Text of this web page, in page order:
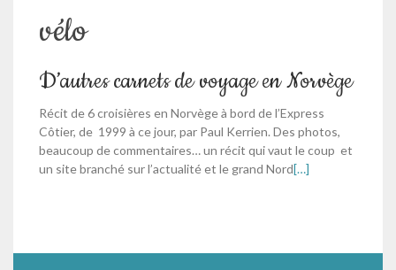
vélo
D’autres carnets de voyage en Norvège
Récit de 6 croisières en Norvège à bord de l’Express
Côtier, de 1999 à ce jour, par Paul Kerrien. Des photos,
beaucoup de commentaires… un récit qui vaut le coup et
un site branché sur l’actualité et le grand Nord[…]